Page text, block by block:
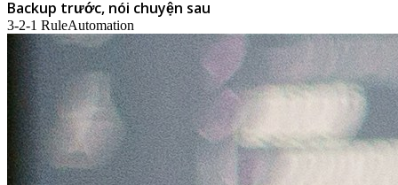
Backup trước, nói chuyện sau
3-2-1 RuleAutomation